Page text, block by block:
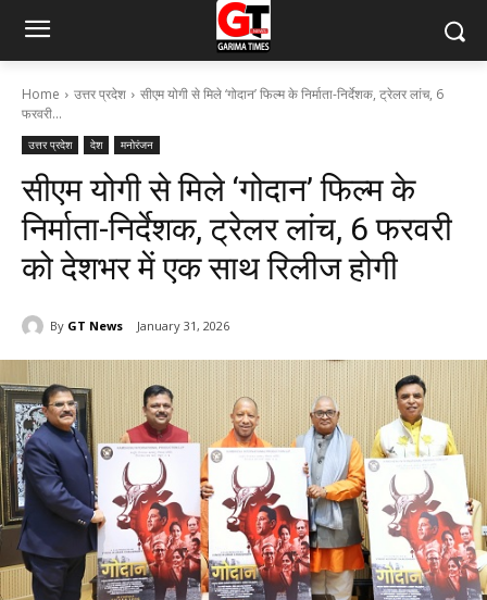
Home उत्तर प्रदेश
सीएम योगी से मिले ‘गोदान’ फिल्म के निर्माता-निर्देशक, ट्रेलर लांच, 6
फरवरी...
उत्तर प्रदेश देश मनोरंजन
सीएम योगी से मिले ‘गोदान’ फिल्म के
निर्माता-निर्देशक, ट्रेलर लांच, 6 फरवरी
को देशभर में एक साथ रिलीज होगी
By GT News January 31, 2026